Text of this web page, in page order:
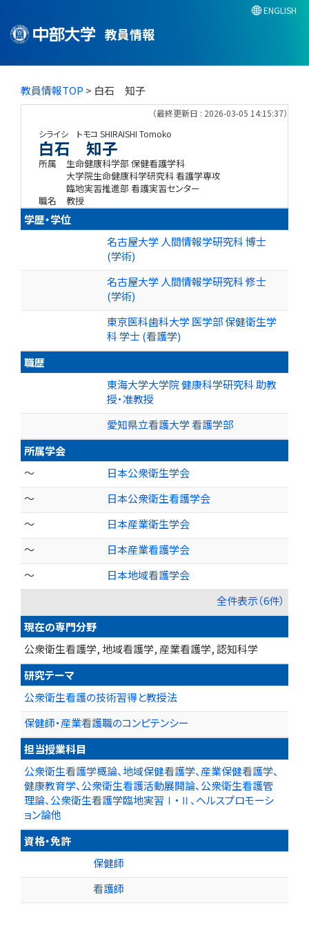
教員情報
ENGLISH
教員情報TOP > 白石 知子
（最終更新日 : 2026-03-05 14:15:37）
シライシ トモコ SHIRAISHI Tomoko
白石 知子
所属
生命健康科学部 保健看護学科
大学院生命健康科学研究科 看護学専攻
臨地実習推進部 看護実習センター
職名
教授
学歴・学位
名古屋大学 人間情報学研究科 博士
(学術)
名古屋大学 人間情報学研究科 修士
(学術)
東京医科歯科大学 医学部 保健衛生学
科 学士 (看護学)
職歴
東海大学大学院 健康科学研究科 助教
授・准教授
愛知県立看護大学 看護学部
所属学会
～
日本公衆衛生学会
～
日本公衆衛生看護学会
～
日本産業衛生学会
～
日本産業看護学会
～
日本地域看護学会
全件表示（6件）
現在の専門分野
公衆衛生看護学, 地域看護学, 産業看護学, 認知科学
研究テーマ
公衆衛生看護の技術習得と教授法
保健師・産業看護職のコンピテンシー
担当授業科目
公衆衛生看護学概論、地域保健看護学、産業保健看護学、
健康教育学、公衆衛生看護活動展開論、公衆衛生看護管
理論、公衆衛生看護学臨地実習Ⅰ・Ⅱ、ヘルスプロモーシ
ョン論他
資格・免許
保健師
看護師